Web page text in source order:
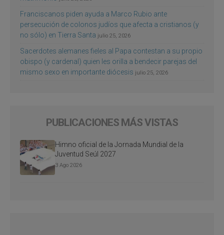
Franciscanos piden ayuda a Marco Rubio ante
persecución de colonos judíos que afecta a cristianos (y
no sólo) en Tierra Santa julio 25, 2026
Sacerdotes alemanes fieles al Papa contestan a su propio
obispo (y cardenal) quien les orilla a bendecir parejas del
mismo sexo en importante diócesis julio 25, 2026
PUBLICACIONES MÁS VISTAS
Himno oficial de la Jornada Mundial de la
Juventud Seúl 2027
3 Ago 2026